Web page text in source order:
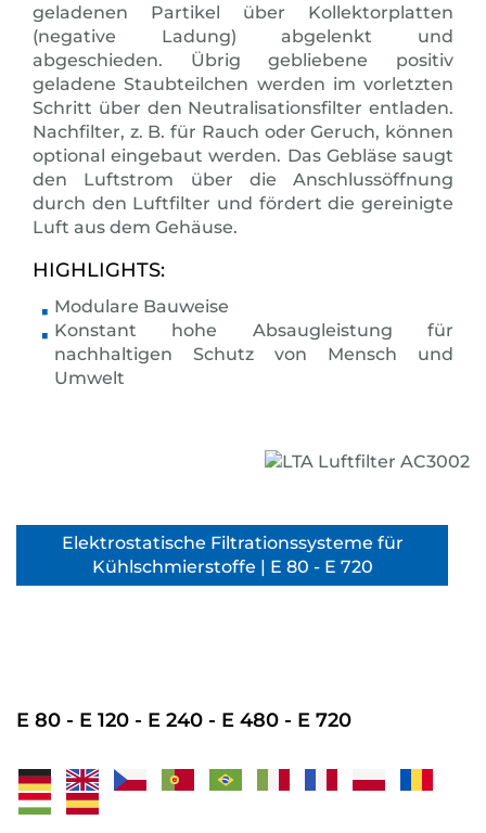
geladenen Partikel über Kollektorplatten
(negative Ladung) abgelenkt und
abgeschieden. Übrig gebliebene positiv
geladene Staubteilchen werden im vorletzten
Schritt über den Neutralisationsfilter entladen.
Nachfilter, z. B. für Rauch oder Geruch, können
optional eingebaut werden. Das Gebläse saugt
den Luftstrom über die Anschlussöffnung
durch den Luftfilter und fördert die gereinigte
Luft aus dem Gehäuse.
HIGHLIGHTS:
Modulare Bauweise
Konstant hohe Absaugleistung für
nachhaltigen Schutz von Mensch und
Umwelt
Elektrostatische Filtrationssysteme für
Kühlschmierstoffe | E 80 - E 720
E 80 - E 120 - E 240 - E 480 - E 720